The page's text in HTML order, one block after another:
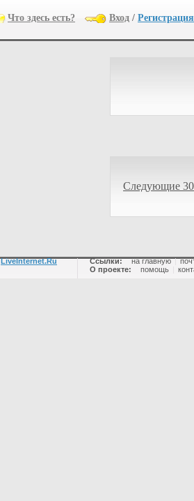
Что здесь есть? Вход / Регистрация
Следующие
LiveInternet.Ru Ссылки: на главную |
О проекте:
помощь